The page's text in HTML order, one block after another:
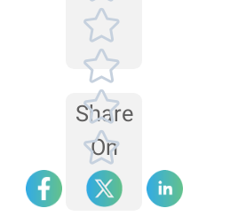
d'échantillonnage, puis
de la source laser et de
l'objectif, et enfin du
système d'alignement.
Share
On